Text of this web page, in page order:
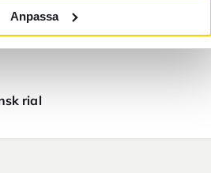
Anpassa
rial